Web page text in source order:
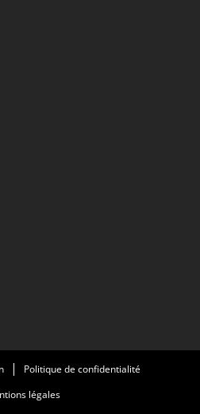
Politique de confidentialité
légales